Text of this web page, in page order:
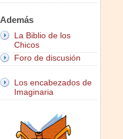
Además
La Biblio de los
Chicos
Foro de discusión
Los encabezados de
Imaginaria